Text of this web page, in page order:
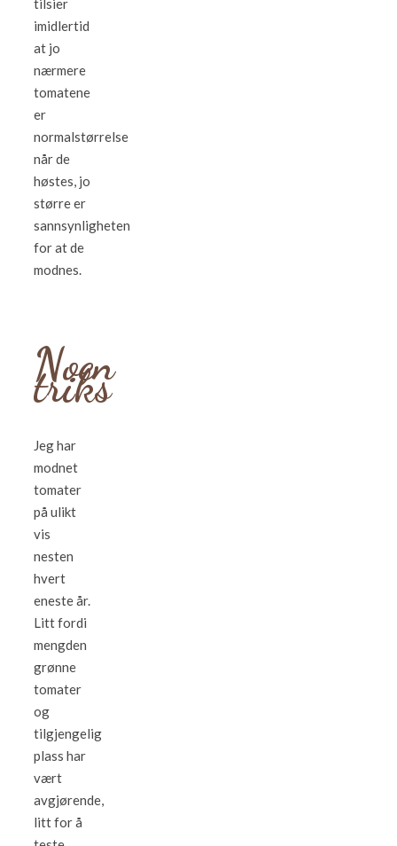
tilsier
imidlertid
at jo
nærmere
tomatene
er
normalstørrelse
når de
høstes, jo
større er
sannsynligheten
for at de
modnes.
Noen
triks
Jeg har
modnet
tomater
på ulikt
vis
nesten
hvert
eneste år.
Litt fordi
mengden
grønne
tomater
og
tilgjengelig
plass har
vært
avgjørende,
litt for å